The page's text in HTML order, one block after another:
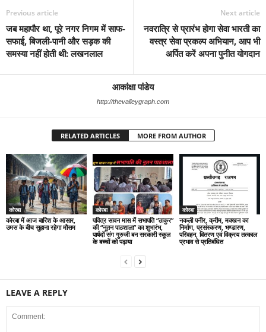
Previous article
जब महापौर था, पूरे नगर निगम में साफ-
सफाई, बिजली-पानी और सड़क की
समस्या नहीं होती थी: लखनलाल
Next article
नवरात्रि से प्रारंभ होगा सेवा भारती का
वस्त्र सेवा प्रकल्प अभियान, आप भी
अर्पित करें अपना पुनीत योगदान
आकांक्षा पांडेय
http://thevalleygraph.com
RELATED ARTICLES MORE FROM AUTHOR
कोरबा
कोरबा में आज बारिश के आसार,
उमस के बीच सुहाना रहेगा मौसम
कोरबा
पवित्र सावन मास में सभापति “ठाकुर”
की “नूतन पाठशाला” का शुभारंभ,
पार्षदों संग गुरुजी बन सरकारी स्कूल
के बच्चों को पढ़ाया
कोरबा
नकली पनीर, क्रीम, मक्खन का
निर्माण, प्रसंस्करण, भण्डारण,
परिवहन, वितरण एवं विक्रय तत्काल
प्रभाव से प्रतिबंधित
LEAVE A REPLY